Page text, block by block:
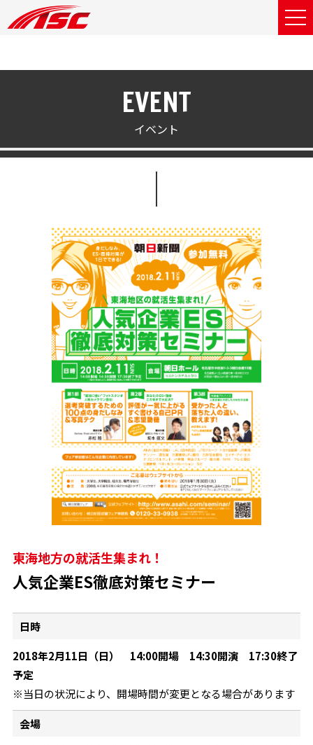
EVENT
イベント
東海地方の就活生集まれ！
人気企業ES徹底対策セミナー
日時
2018年2月11日（日） 14:00開場 14:30開演 17:30終了
予定
※当日の状況により、開場時間が変更となる場合があります
会場